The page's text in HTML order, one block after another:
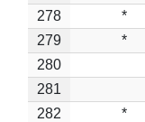
278
*
279
*
280
281
282
*